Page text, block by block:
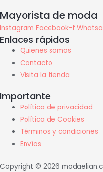
Mayorista de moda
Instagram Facebook-f
Enlaces rápidos
Quienes somos
Contacto
Visita la tienda
Importante
Política de privacidad
Política de Cookies
Términos y condiciones
Envíos
Copyright © 2026